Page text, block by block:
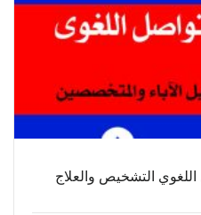
التشخيص والعلاج